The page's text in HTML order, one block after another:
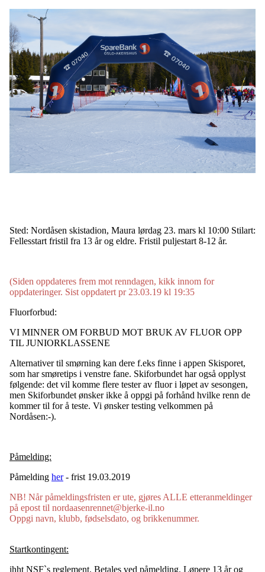
Sted: Nordåsen skistadion, Maura lørdag 23. mars kl 10:00 Stilart:
Fellesstart fristil fra 13 år og eldre. Fristil puljestart 8-12 år.
(Siden oppdateres frem mot renndagen, kikk innom for
oppdateringer. Sist oppdatert pr 23.03.19 kl 19:35
Fluorforbud:
VI MINNER OM FORBUD MOT BRUK AV FLUOR OPP
TIL JUNIORKLASSENE
Alternativer til smørning kan dere f.eks finne i appen Skisporet,
som har smøretips i venstre fane. Skiforbundet har også opplyst
følgende: det vil komme flere tester av fluor i løpet av sesongen,
men Skiforbundet ønsker ikke å oppgi på forhånd hvilke renn de
kommer til for å teste. Vi ønsker testing velkommen på
Nordåsen:-).
Påmelding:
Påmelding her- frist 19.03.2019
NB! Når påmeldingsfristen er ute, gjøres ALLE etteranmeldinger
på epost til nordaasenrennet@bjerke-il.no
Oppgi navn, klubb, fødselsdato, og brikkenummer.
Startkontingent:
ihht NSF`s reglement. Betales ved påmelding. Løpere 13 år og